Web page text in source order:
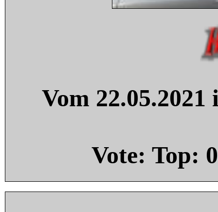
Vom
Vote: Top: 0